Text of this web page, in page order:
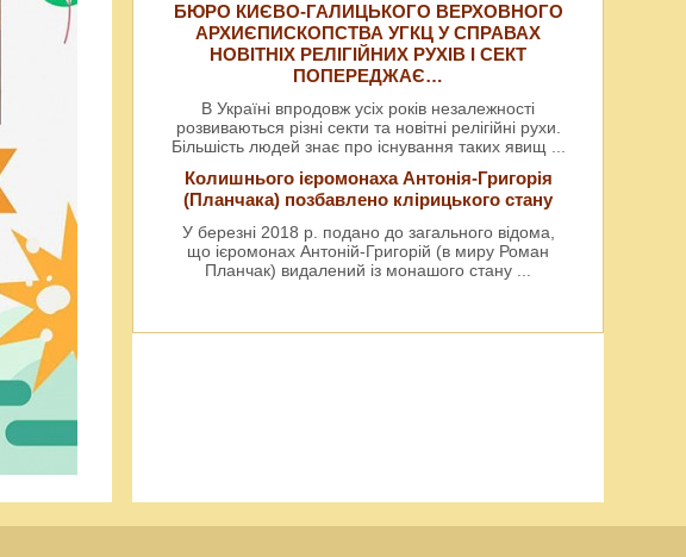
БЮРО КИЄВО-ГАЛИЦЬКОГО ВЕРХОВНОГО
АРХИЄПИСКОПСТВА УГКЦ У СПРАВАХ
НОВІТНІХ РЕЛІГІЙНИХ РУХІВ І СЕКТ
ПОПЕРЕДЖАЄ…
В Україні впродовж усіх років незалежності
розвиваються різні секти та новітні релігійні рухи.
Більшість людей знає про існування таких явищ
Колишнього ієромонаха Антонія-Григорія
(Планчака) позбавлено клірицького стану
У березні 2018 р. подано до загального відома,
що ієромонах Антоній-Григорій (в миру Роман
Планчак) видалений із монашого стану